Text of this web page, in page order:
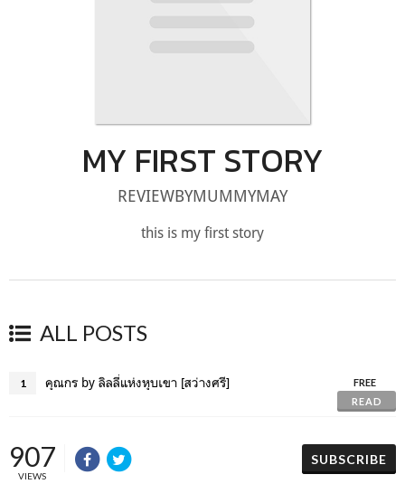
MY FIRST STORY
REVIEWBYMUMMYMAY
this is my first story
ALL POSTS
1 คุณกร by ลิลลี่แห่งหุบเขา [สว่างศรี]
FREE
READ
907
VIEWS
SUBSCRIBE